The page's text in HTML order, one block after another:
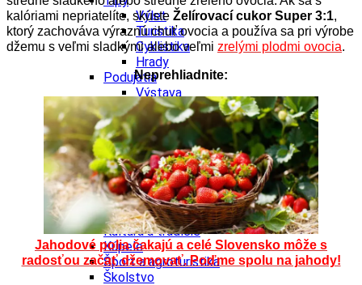
Výlet
Turistika
Cyklistika
Hrady
Podujatia
Výstava
Galéria
Festival
Folklór
Koncert
Ubytovanie
Pobyty
Wellness
Gastro
Kultúra a tradície
Kúpele
Šport a agroturistika
Školstvo
kalóriami nepriatelíte, skúste Želírovací cukor Super 3:1,
ktorý zachováva výraznú chuť ovocia a používa sa pri výrobe
džemu s veľmi sladkými alebo veľmi zrelými plodmi ovocia.
Neprehliadnite:
Jahodové polia čakajú a celé Slovensko môže s
radosťou začať džemovať. Poďme spolu na jahody!